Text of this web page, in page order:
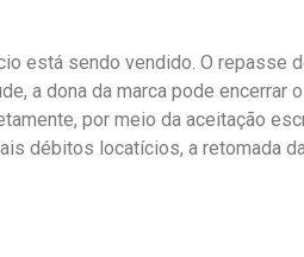
está sendo vendido. O repasse
a dona da marca pode encerrar
por meio da aceitação
débitos locatícios, a retomada